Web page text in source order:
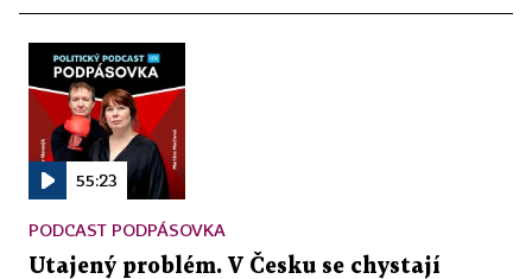
55:23
PODCAST PODPÁSOVKA
Utajený problém. V Česku se chystají